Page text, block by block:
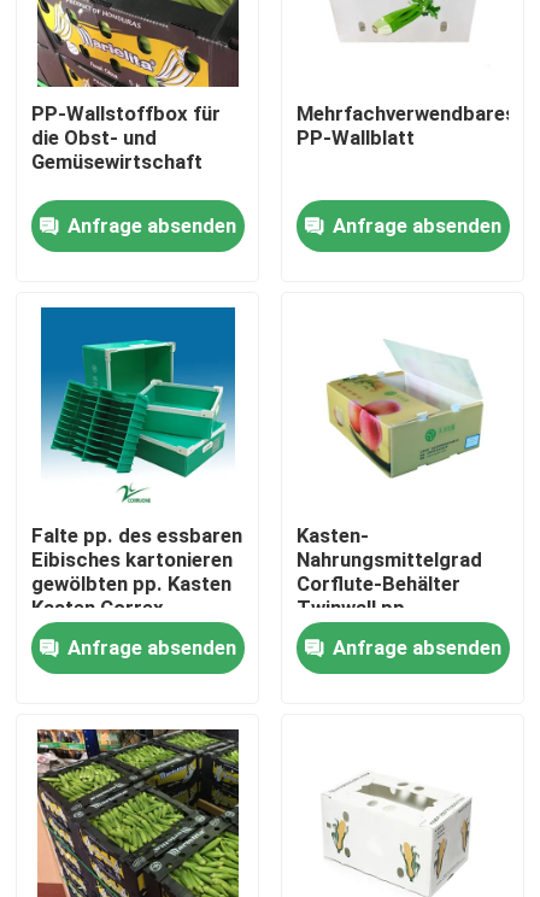
Zu Hause
Videos
Über uns
Werksbesichtigung
Qualitätskontrolle
Bitte um ein Angebot
Gewölbte Gemüsekästen
Frucht-gewölbte Kästen
Gewölbter Plastikbaum-Schutz
PP-Wallstoffbox für
die Obst- und
Gemüsewirtschaft
Anfrage absenden
Mehrfachverwendbares
PP-Wallblatt
Anfrage absenden
Falte pp. des essbaren
Eibisches kartonieren
gewölbten pp. Kasten
Kasten Correx-
Speicher-
Anfrage absenden
Kasten-
Nahrungsmittelgrad
Corflute-Behälter
Twinwall pp.
gewölbter für Frucht-
GemüseAnfrage absenden